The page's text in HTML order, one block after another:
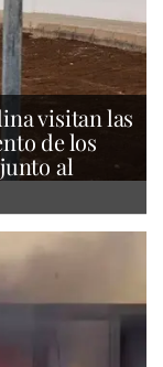
visitan las
de los
al